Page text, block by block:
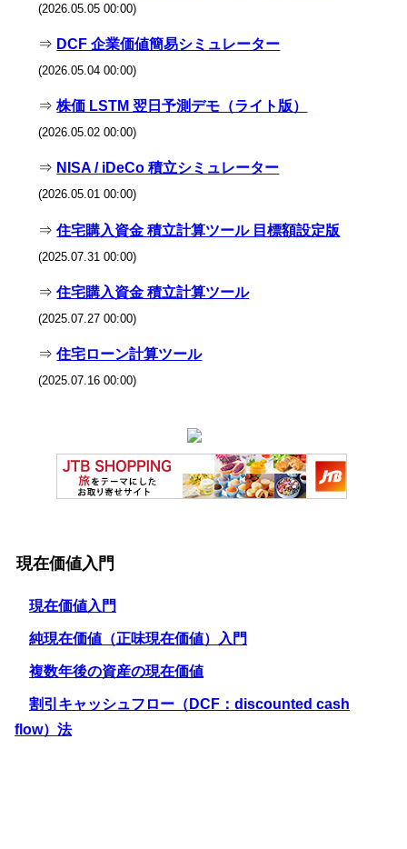
(2026.05.05 00:00)
⇒ DCF 企業価値簡易シミュレーター
(2026.05.04 00:00)
⇒株価 LSTM 翌日予測デモ（ライト版）
(2026.05.02 00:00)
⇒ NISA / iDeCo 積立シミュレーター
(2026.05.01 00:00)
⇒住宅購入資金 積立計算ツール 目標額設定版
(2025.07.31 00:00)
⇒住宅購入資金 積立計算ツール
(2025.07.27 00:00)
⇒住宅ローン計算ツール
(2025.07.16 00:00)
現在価値入門
現在価値入門
純現在価値（正味現在価値）入門
複数年後の資産の現在価値
割引キャッシュフロー（DCF：discounted cash
flow）法